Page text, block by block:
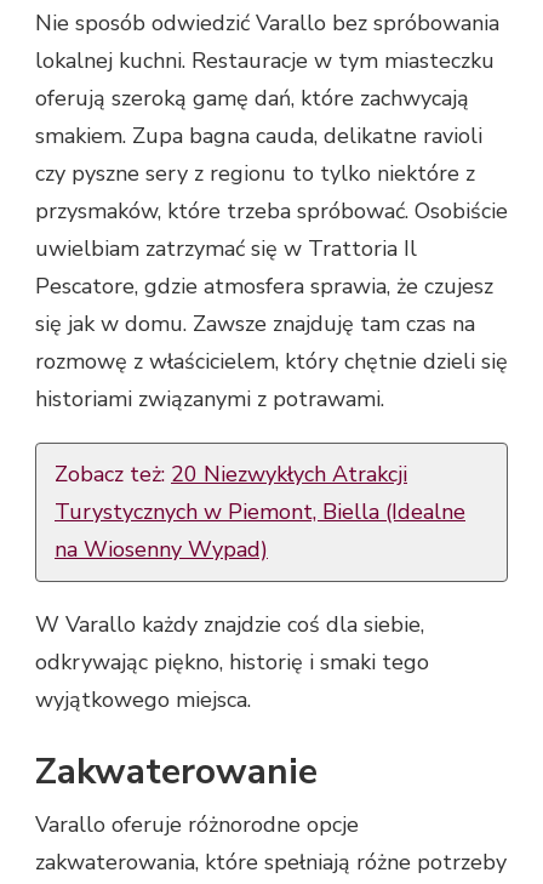
Nie sposób odwiedzić Varallo bez spróbowania
lokalnej kuchni. Restauracje w tym miasteczku
oferują szeroką gamę dań, które zachwycają
smakiem. Zupa bagna cauda, delikatne ravioli
czy pyszne sery z regionu to tylko niektóre z
przysmaków, które trzeba spróbować. Osobiście
uwielbiam zatrzymać się w Trattoria Il
Pescatore, gdzie atmosfera sprawia, że czujesz
się jak w domu. Zawsze znajduję tam czas na
rozmowę z właścicielem, który chętnie dzieli się
historiami związanymi z potrawami.
Zobacz też: 20 Niezwykłych Atrakcji
Turystycznych w Piemont, Biella (Idealne
na Wiosenny Wypad)
W Varallo każdy znajdzie coś dla siebie,
odkrywając piękno, historię i smaki tego
wyjątkowego miejsca.
Zakwaterowanie
Varallo oferuje różnorodne opcje
zakwaterowania, które spełniają różne potrzeby